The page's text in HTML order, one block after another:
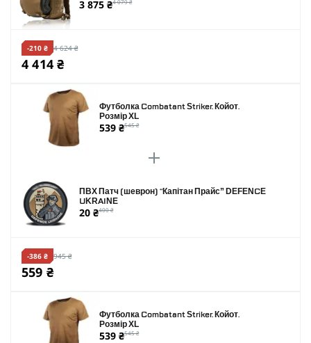
3 875 ₴4 079 ₴
-210 ₴ 4 624 ₴
4 414 ₴
Футболка Combatant Striker. Койот.
Розмір XL
539 ₴545 ₴
ПВХ Патч (шеврон) “Капітан Прайс” DEFENCE
UKRAINE
20 ₴400 ₴
-386 ₴ 945 ₴
559 ₴
Футболка Combatant Striker. Койот.
Розмір XL
539 ₴545 ₴